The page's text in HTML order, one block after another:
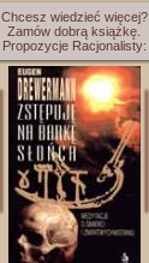
Chcesz wiedzieć więcej?
Zamów dobrą książkę.
Propozycje Racjonalisty: